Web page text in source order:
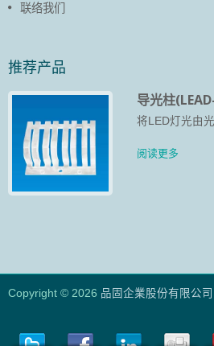
联络我们
推荐产品
导光柱
将LED灯光由
阅读更多
Copyright © 2026 品固企業股份有限公司